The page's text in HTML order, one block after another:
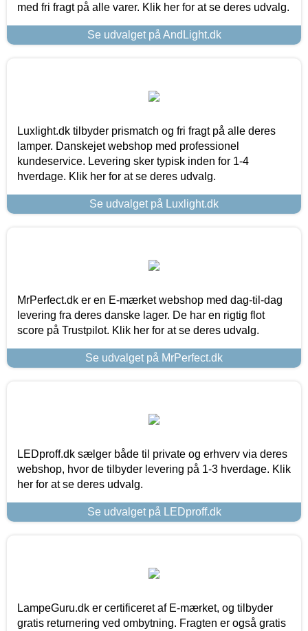
med fri fragt på alle varer. Klik her for at se deres udvalg.
Se udvalget på AndLight.dk
Luxlight.dk tilbyder prismatch og fri fragt på alle deres
lamper. Danskejet webshop med professionel
kundeservice. Levering sker typisk inden for 1-4
hverdage. Klik her for at se deres udvalg.
Se udvalget på Luxlight.dk
MrPerfect.dk er en E-mærket webshop med dag-til-dag
levering fra deres danske lager. De har en rigtig flot
score på Trustpilot. Klik her for at se deres udvalg.
Se udvalget på MrPerfect.dk
LEDproff.dk sælger både til private og erhverv via deres
webshop, hvor de tilbyder levering på 1-3 hverdage. Klik
her for at se deres udvalg.
Se udvalget på LEDproff.dk
LampeGuru.dk er certificeret af E-mærket, og tilbyder
gratis returnering ved ombytning. Fragten er også gratis